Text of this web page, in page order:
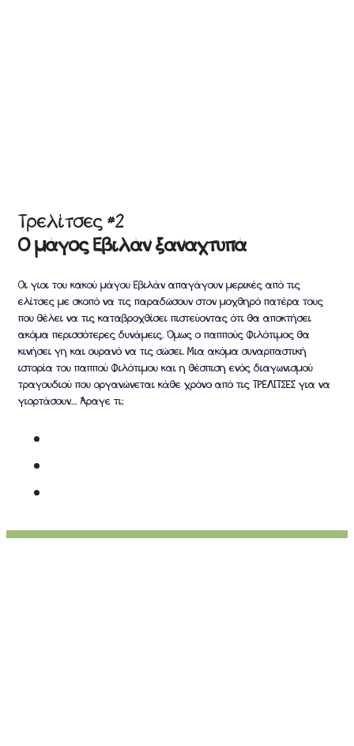
Τρελίτσες #2
Ο μάγος Εβιλάν ξαναχτυπά
Οι γιοι του κακού μάγου Εβιλάν απαγάγουν μερικές από τις
ελίτσες με σκοπό να τις παραδώσουν στον μοχθηρό πατέρα τους
που θέλει να τις καταβροχθίσει πιστεύοντας ότι θα αποκτήσει
ακόμα περισσότερες δυνάμεις. Όμως ο παππούς Φιλότιμος θα
κινήσει γη και ουρανό να τις σώσει. Μια ακόμα συναρπαστική
ιστορία του παππού Φιλότιμου και η θέσπιση ενός διαγωνισμού
τραγουδιού που οργανώνεται κάθε χρόνο από τις ΤΡΕΛΙΤΣΕΣ για να
γιορτάσουν… Άραγε τι;